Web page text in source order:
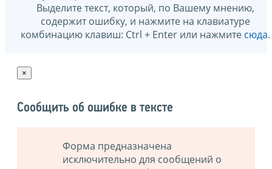
Выделите текст, который, по Вашему мнению,
содержит ошибку, и нажмите на клавиатуре
комбинацию клавиш: Ctrl + Enter или нажмите сюда.
×
Сообщить об ошибке в тексте
Форма предназначена
исключительно для сообщений о